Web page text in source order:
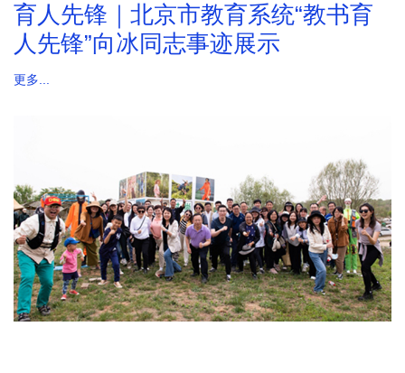
育人先锋｜北京市教育系统“教书育
人先锋”向冰同志事迹展示
更多...